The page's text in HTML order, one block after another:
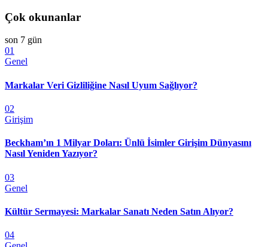
Çok okunanlar
son 7 gün
01
Genel
Markalar Veri Gizliliğine Nasıl Uyum Sağlıyor?
02
Girişim
Beckham’ın 1 Milyar Doları: Ünlü İsimler Girişim Dünyasını
Nasıl Yeniden Yazıyor?
03
Genel
Kültür Sermayesi: Markalar Sanatı Neden Satın Alıyor?
04